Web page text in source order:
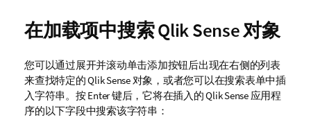
在加载项中搜索Qlik Sense对象
您可以通过展开并滚动单击添加按钮后出现在右侧的列表
来查找特定的Qlik Sense对象，或者您可以在搜索表单中插
入字符串。按 Enter 键后，它将在插入的Qlik Sense应用程
序的以下字段中搜索该字符串：